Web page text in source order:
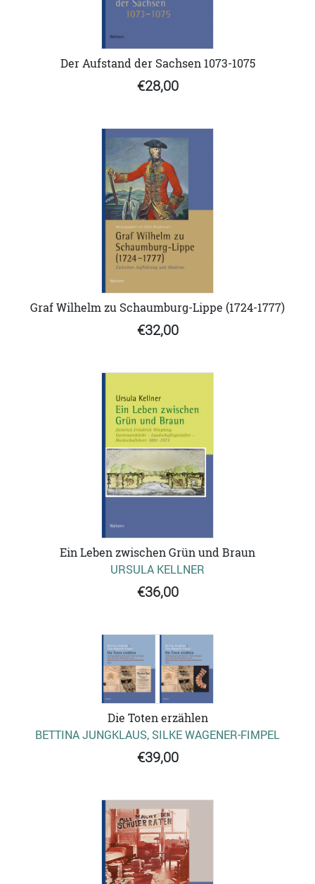
Der Aufstand der Sachsen 1073-1075
€28,00
Graf Wilhelm zu Schaumburg-Lippe (1724-1777)
€32,00
Ein Leben zwischen Grün und Braun
URSULA KELLNER
€36,00
Die Toten erzählen
BETTINA JUNGKLAUS, SILKE WAGENER-FIMPEL
€39,00